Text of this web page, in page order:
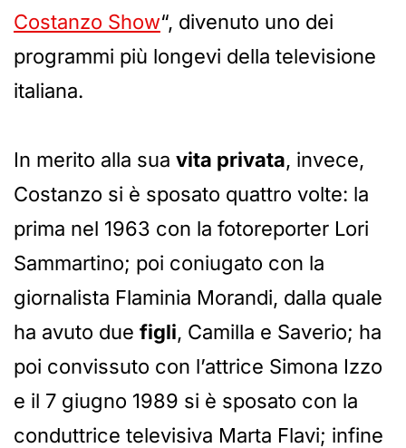
Costanzo Show“, divenuto uno dei
programmi più longevi della televisione
italiana.
In merito alla sua vita privata, invece,
Costanzo si è sposato quattro volte: la
prima nel 1963 con la fotoreporter Lori
Sammartino; poi coniugato con la
giornalista Flaminia Morandi, dalla quale
ha avuto due figli, Camilla e Saverio; ha
poi convissuto con l’attrice Simona Izzo
e il 7 giugno 1989 si è sposato con la
conduttrice televisiva Marta Flavi; infine